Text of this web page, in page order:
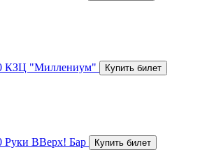
КЗЦ "Миллениум"
Руки ВВерх! Бар